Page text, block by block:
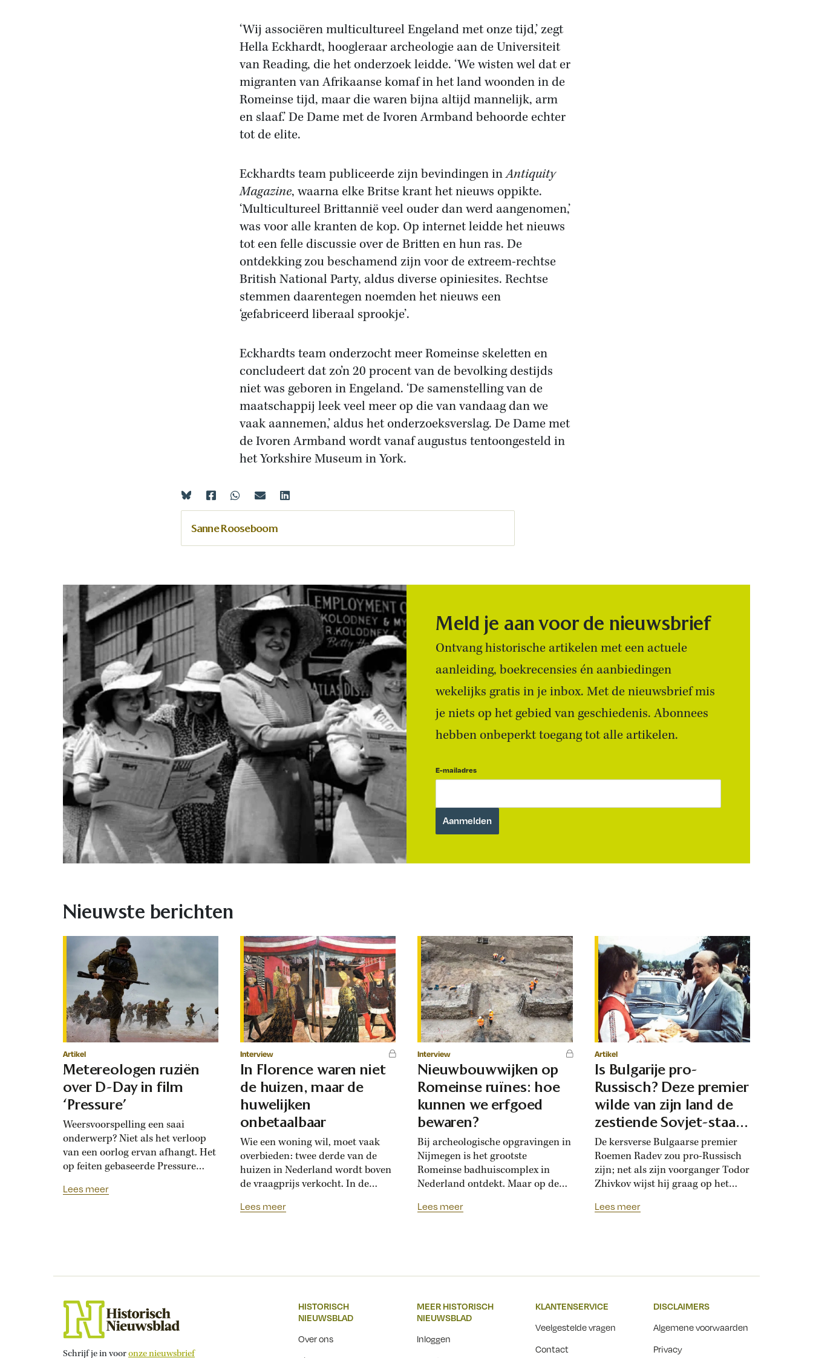
‘Wij associëren multicultureel Engeland met onze tijd,’ zegt
Hella Eckhardt, hoogleraar archeologie aan de Universiteit
van Reading, die het onderzoek leidde. ‘We wisten wel dat er
migranten van Afrikaanse komaf in het land woonden in de
Romeinse tijd, maar die waren bijna altijd mannelijk, arm
en slaaf.’ De Dame met de Ivoren Armband behoorde echter
tot de elite.
Eckhardts team publiceerde zijn bevindingen inAntiquity
Magazine, waarna elke Britse krant het nieuws oppikte.
‘Multicultureel Brittannië veel ouder dan werd aangenomen,’
was voor alle kranten de kop. Op internet leidde het nieuws
tot een felle discussie over de Britten en hun ras. De
ontdekking zou beschamend zijn voor de extreem-rechtse
British National Party, aldus diverse opiniesites. Rechtse
stemmen daarentegen noemden het nieuws een
‘gefabriceerd liberaal sprookje’.
Eckhardts team onderzocht meer Romeinse skeletten en
concludeert dat zo’n 20 procent van de bevolking destijds
niet was geboren in Engeland. ‘De samenstelling van de
maatschappij leek veel meer op die van vandaag dan we
vaak aannemen,’ aldus het onderzoeksverslag. De Dame met
de Ivoren Armband wordt vanaf augustus tentoongesteld in
het Yorkshire Museum in York.
Sanne Rooseboom
Meld je aan voor de nieuwsbrief
Ontvang historische artikelen met een actuele
aanleiding, boekrecensies én aanbiedingen
wekelijks gratis in je inbox. Met de nieuwsbrief mis
je niets op het gebied van geschiedenis. Abonnees
hebben onbeperkt toegang tot alle artikelen.
E-mailadres
Nieuwste berichten
Artikel
Metereologen ruziën
over D-Day in film
‘Pressure’
Weersvoorspelling een saai
onderwerp? Niet als het verloop
van een oorlog ervan afhangt. Het
op feiten gebaseerde Pressure
tussen geallieerde meteorologen
maand eerder was gepland,
met elkaar...
Lees meer
Interview
In Florence waren niet
de huizen, maar de
huwelijken
onbetaalbaar
Wie een woning wil, moet vaak
overbieden: twee derde van de
huizen in Nederland wordt boven
de vraagprijs verkocht. In de
ook last van overbiedingsgekte:
de vijftiende-eeuwse Italiaanse
huwelijksmarkt...
Lees meer
Interview
Nieuwbouwwijken op
Romeinse ruïnes: hoe
kunnen we erfgoed
bewaren?
Bij archeologische opgravingen in
Nijmegen is het grootste
Romeinse badhuiscomplex in
Nederland ontdekt. Maar op de
binnenkort een nieuwe woonwijk
Over een paar jaar staat het
Nijmeegse Waalfront vol...
Lees meer
Artikel
Is Bulgarije pro-
Russisch? Deze premier
wilde van zijn land de
zestiende Sovjet-staat
maken
De kersverse Bulgaarse premier
Roemen Radev zou pro-Russisch
zijn; net als zijn voorganger Todor
Zhivkov wijst hij graag op het
1878. Die vroegere premier was zo
Lees meer
Schrijf je in vooronze nieuwsbrief
HISTORISCH
NIEUWSBLAD
Over ons
MEER HISTORISCH
NIEUWSBLAD
Inloggen
KLANTENSERVICE
Veelgestelde vragen
Contact
DISCLAIMERS
Algemene voorwaarden
Privacy